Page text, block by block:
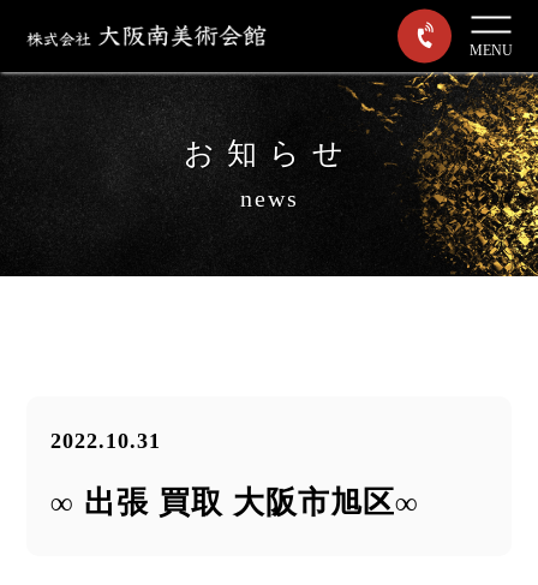
MENU
お知らせ
news
2022.10.31
∞ 出張 買取 大阪市旭区∞